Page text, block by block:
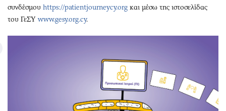
συνδέσμου https://patientjourneycy.org και μέσω της ιστοσελίδας
του ΓεΣΥwww.gesy.org.cy.